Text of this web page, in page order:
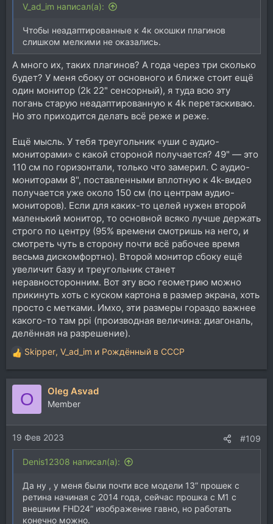
V_ad_im написал(а):
Чтобы неадаптированные к 4к окошки плагинов
слишком мелкими не оказались.
А много их, таких плагинов? А года через три сколько
будет? У меня сбоку от основного и ближе стоит ещё
один монитор (2k 22" сенсорный), я туда всю эту
погань старую неадаптированную к 4k перетаскиваю.
Но это приходится делать всё реже и реже.
Ещё мысль. У тебя треугольник «уши с аудио-
мониторами» с какой стороной получается? 49" — это
110 см по горизонтали, только что замерил. С аудио-
мониторами 8", поставленными вплотную к 4k-видео
получается уже около 150 см (по центрам аудио-
мониторов). Если для каких-то целей нужен второй
маленький монитор, то основной всяко лучше держать
строго по центру (95% времени смотришь на него, и
смотреть чуть в сторону почти всё рабочее время
весьма дискомфортно). Второй монитор сбоку ещё
увеличит базу и треугольник станет
неравносторонним. Вот эту всю геометрию можно
прикинуть хоть с куском картона в размер экрана, хоть
просто с метками. Имхо, эти размеры гораздо важнее
какого-то там ppi (производная величина: диагональ,
делённая на разрешение).
Р
е
а
и
и
:
Skipper, V_ad_im и Рождённый в СССР
O Oleg Asvad
Member
19 Фев 2023 #109
Denis12308 написал(а):
Да ну , у меня были почти все модели 13” прошек с
ретина начиная с 2014 года, сейчас прошка с М1 с
внешним FHD24“ изображение гавно, но работать
конечно можно.